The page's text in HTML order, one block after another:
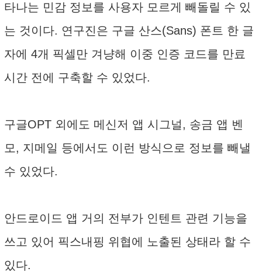
타나는 민감 정보를 사용자 모르게 빼돌릴 수 있
는 것이다. 연구진은 구글 산스(Sans) 폰트 한 글
자에 4개 픽셀만 겨냥해 이중 인증 코드를 만료
시간 전에 구축할 수 있었다.
구글OPT 외에도 메신저 앱 시그널, 송금 앱 벤
모, 지메일 등에서도 이런 방식으로 정보를 빼낼
수 있었다.
안드로이드 앱 거의 전부가 인텐트 관련 기능을
쓰고 있어 픽스내핑 위협에 노출된 상태라 할 수
있다.